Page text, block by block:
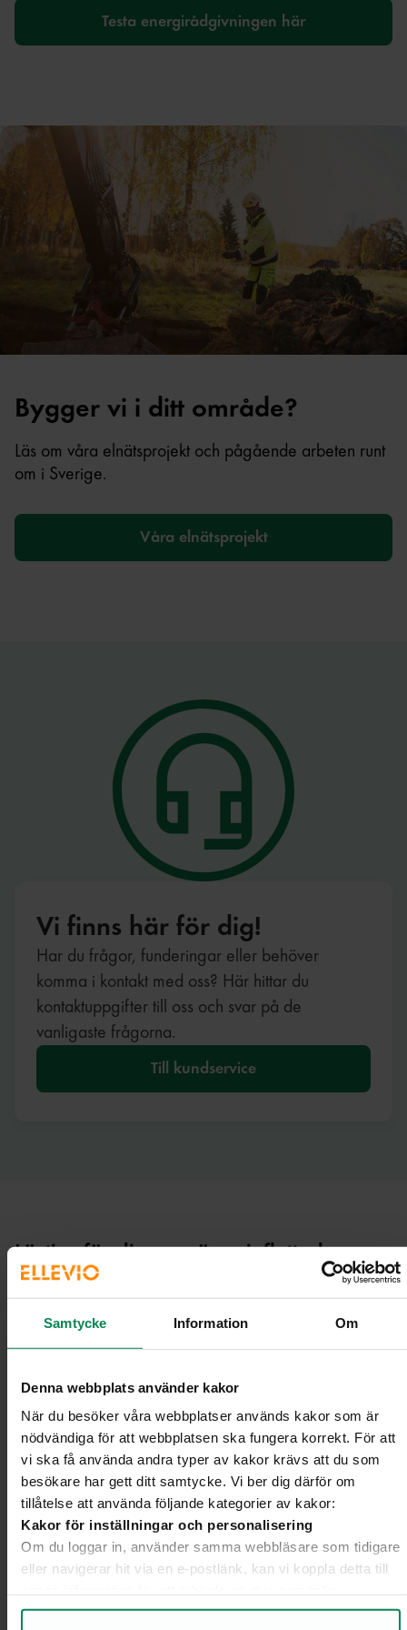
Samtycke Information Om
Denna webbplats använder kakor
När du besöker våra webbplatser används kakor som är
nödvändiga för att webbplatsen ska fungera korrekt. För att
vi ska få använda andra typer av kakor krävs att du som
besökare har gett ditt samtycke. Vi ber dig därför om
tillåtelse att använda följande kategorier av kakor:
Kakor för inställningar och personalisering
Om du loggar in, använder samma webbläsare som tidigare
eller navigerar hit via en e-postlänk, kan vi koppla detta till
upplevelse på webbplatsen och i vår kommunikation.
Testa energirådgivningen här
Bygger vi i ditt område?
Läs om våra elnätsprojekt och pågående arbeten runt
om i Sverige.
Våra elnätsprojekt
Vi finns här för dig!
Har du frågor, funderingar eller behöver
komma i kontakt med oss? Här hittar du
kontaktuppgifter till oss och svar på de
vanligaste frågorna.
Till kundservice
Lästips för dig som är nyinflyttad
14 januari 2022 Elskolan
Så funkar det: El- och elnätspriser
De flesta av oss tittar kanske inte så noga på